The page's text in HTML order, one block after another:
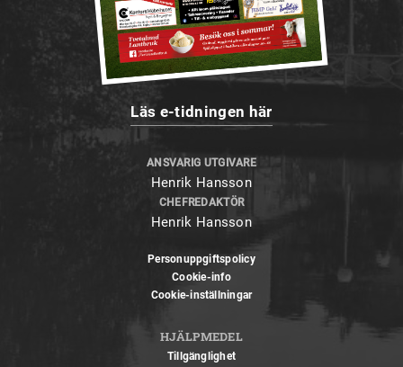
Läs e-tidningen här
ANSVARIG UTGIVARE
Henrik Hansson
CHEFREDAKTÖR
Henrik Hansson
Personuppgiftspolicy
Cookie-info
Cookie-inställningar
HJÄLPMEDEL
Tillgänglighet